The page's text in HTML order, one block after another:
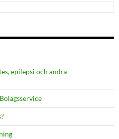
epilepsi och andra